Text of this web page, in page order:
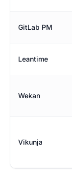
GitLab PM
Leantime
Wekan
Vikunja